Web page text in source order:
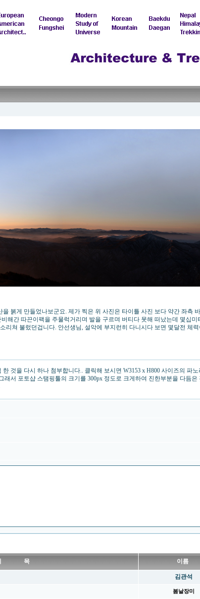
붉게 만들었나보군요. 제가 찍은 위 사진은 타이틀 사진 보다 약간 좌측
해간 따끈이팩을 주물럭거리며 발을 구르며 버티다 못해 떠났는데 몇십미
리쳐 불렀던겁니다. 안선생님, 설악에 부지런히 다니시다 보면 몇달전 체
것을 다시 하나 첨부합니다.. 클릭해 보시면 W3153 x H800 사이즈의
래서 포토샵 스탬핑툴의 크기를 300px 정도로 크게하여 진한부분을 다듬
목 이름
김관석
봄날장미